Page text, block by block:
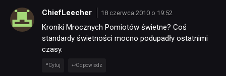
ChiefLeecher 18 czerwca 2010 o 19:52
Kroniki Mrocznych Pomiotów świetne? Coś
standardy świetności mocno podupadły ostatnimi
czasy.
Cytuj Odpowiedz